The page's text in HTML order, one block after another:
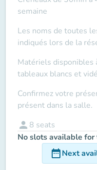
semaine
Les noms de toutes
indiqués lors de la
Matériels disponibles
tableaux blancs et
Confirmez votre
présent dans la salle.
person 8 seats
No slots available for
date_rangeNext